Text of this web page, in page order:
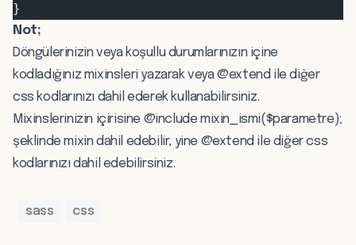
}
Not;
Döngülerinizin veya koşullu durumlarınızın içine
kodladığınız mixinsleri yazarak veya @extend ile diğer
css kodlarınızı dahil ederek kullanabilirsiniz.
Mixinslerinizin içirisine @include mixin_ismi($parametre);
şeklinde mixin dahil edebilir, yine @extend ile diğer css
kodlarınızı dahil edebilirsiniz.
sass css